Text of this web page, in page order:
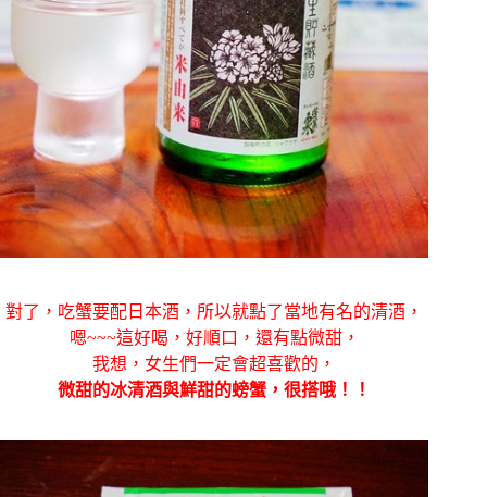
對了，吃蟹要配日本酒，所以就點了當地有名的清酒，
嗯~~~這好喝，好順口，還有點微甜，
我想，女生們一定會超喜歡的，
微甜的冰清酒與鮮甜的螃蟹，很搭哦！！